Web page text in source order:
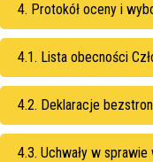
4. Protokół oceny i
4.1. Lista obecności
4.2. Deklaracje
4.3. Uchwały w